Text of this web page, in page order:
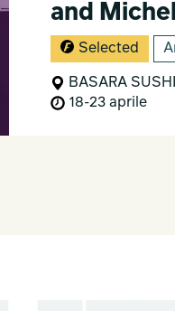
and
Selected
BASARA
18-23 aprile